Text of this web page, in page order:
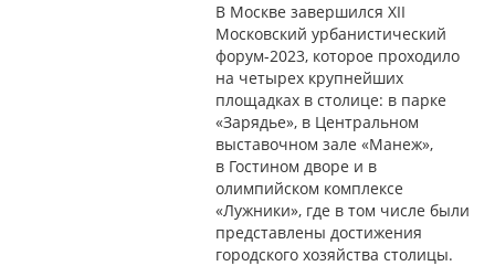
В Москве завершился XII
Московский урбанистический
форум-2023, которое проходило
на четырех крупнейших
площадках в столице: в парке
«Зарядье», в Центральном
выставочном зале «Манеж»,
в Гостином дворе и в
олимпийском комплексе
«Лужники», где в том числе были
представлены достижения
городского хозяйства столицы.